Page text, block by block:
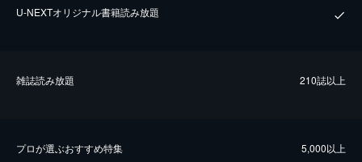
U-NEXTオリジナル書籍読み放題
雑誌読み放題 210誌以上
プロが選ぶおすすめ特集 5,000以上